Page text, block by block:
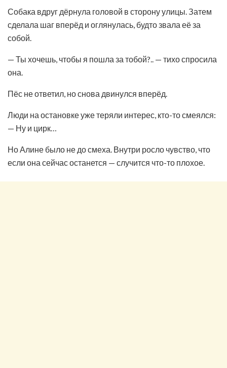
Собака вдруг дёрнула головой в сторону улицы. Затем
сделала шаг вперёд и оглянулась, будто звала её за
собой.
— Ты хочешь, чтобы я пошла за тобой?.. — тихо спросила
она.
Пёс не ответил, но снова двинулся вперёд.
Люди на остановке уже теряли интерес, кто-то смеялся:
— Ну и цирк…
Но Алине было не до смеха. Внутри росло чувство, что
если она сейчас останется — случится что-то плохое.